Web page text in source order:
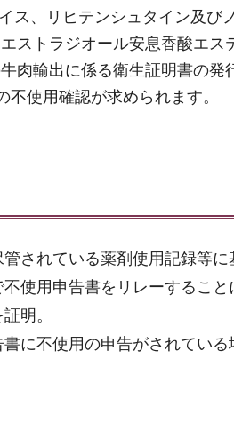
ス、リヒテンシュタイン及び
ストラジオール安息香酸エス
肉輸出に係る衛生証明書の発
使用確認が求められます。
されている薬剤使用記録等に
使用申告書をリレーするこ
明。
に不使用の申告がされてい